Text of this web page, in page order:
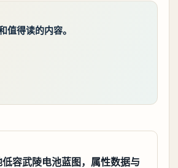
值得读的内容。
容武陵电池蓝图，属性数据与